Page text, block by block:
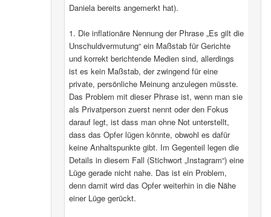
Daniela bereits angemerkt hat).
1. Die inflationäre Nennung der Phrase „Es gilt die
Unschuldvermutung“ ein Maßstab für Gerichte
und korrekt berichtende Medien sind, allerdings
ist es kein Maßstab, der zwingend für eine
private, persönliche Meinung anzulegen müsste.
Das Problem mit dieser Phrase ist, wenn man sie
als Privatperson zuerst nennt oder den Fokus
darauf legt, ist dass man ohne Not unterstellt,
dass das Opfer lügen könnte, obwohl es dafür
keine Anhaltspunkte gibt. Im Gegenteil legen die
Details in diesem Fall (Stichwort „Instagram“) eine
Lüge gerade nicht nahe. Das ist ein Problem,
denn damit wird das Opfer weiterhin in die Nähe
einer Lüge gerückt.